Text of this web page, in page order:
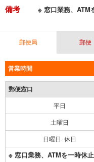
備考 ※ 窓口業務、ATM
郵便局 郵便
営業時間
郵便窓口
平日
土曜日
日曜日･休日
※ 窓口業務、ATMを一時休